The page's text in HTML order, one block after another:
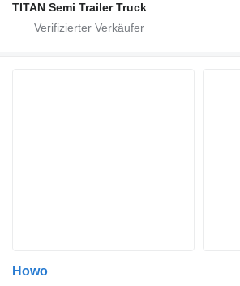
TITAN Semi Trailer Truck
Howo